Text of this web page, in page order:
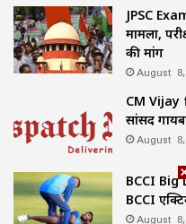
JPSC
मामला,
की मांग
August
CM Vijay
सांसद
August
BCCI Big
BCCI
August